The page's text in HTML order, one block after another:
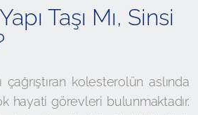
Taşı Mı, Sinsi
çağrıştıran kolesterolün aslında
hayati görevleri bulunmaktadır.